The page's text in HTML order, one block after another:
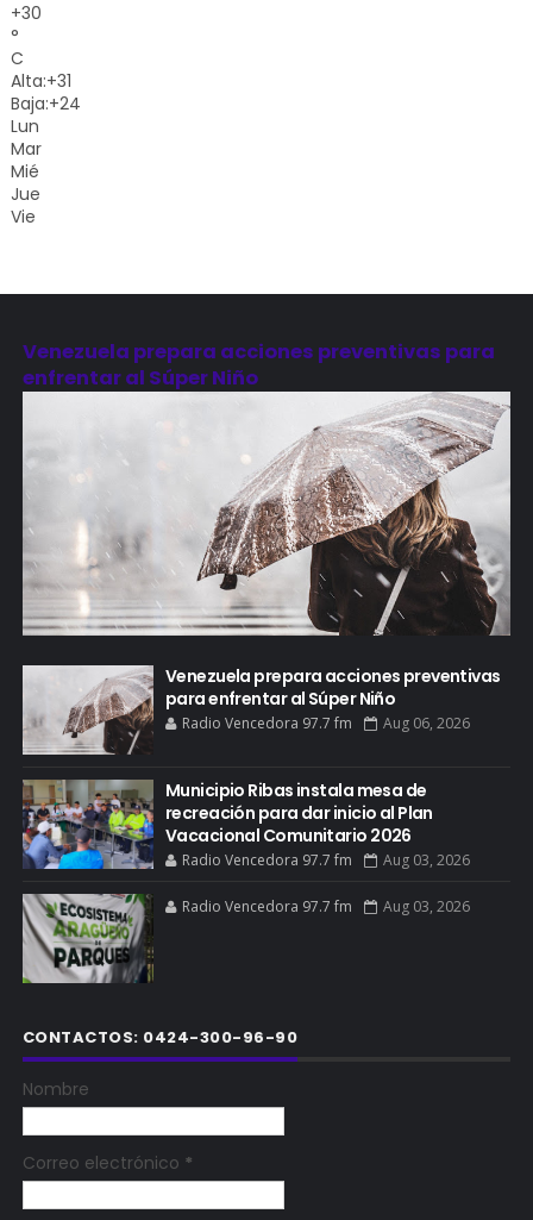
+30
°
C
Alta:+31
Baja:+24
Lun
Mar
Mié
Jue
Vie
Venezuela prepara acciones preventivas para
enfrentar al Súper Niño
Venezuela prepara acciones preventivas
para enfrentar al Súper Niño
Radio Vencedora 97.7 fm Aug 06, 2026
Municipio Ribas instala mesa de
recreación para dar inicio al Plan
Vacacional Comunitario 2026
Radio Vencedora 97.7 fm Aug 03, 2026
Radio Vencedora 97.7 fm Aug 03, 2026
CONTACTOS: 0424-300-96-90
Nombre
Correo electrónico *